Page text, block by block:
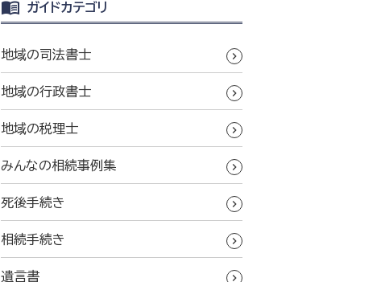
ガイドカテゴリ
地域の司法書士
地域の行政書士
地域の税理士
みんなの相続事例集
死後手続き
相続手続き
遺言書